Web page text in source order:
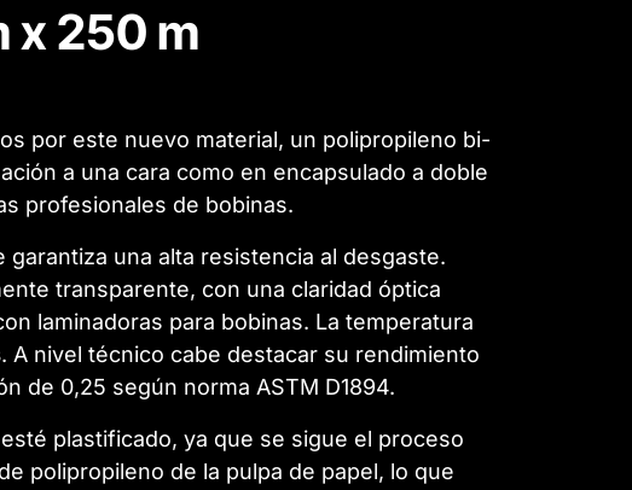
x 250 m
por este nuevo material, un polipropileno bi-
a una cara como en encapsulado a doble
profesionales de bobinas.
una alta resistencia al desgaste.
transparente, con una claridad óptica
laminadoras para bobinas. La temperatura
. A nivel técnico cabe destacar su rendimiento
de 0,25 según norma ASTM D1894.
plastificado, ya que se sigue el proceso
polipropileno de la pulpa de papel, lo que